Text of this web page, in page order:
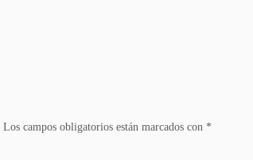
Los campos obligatorios están marcados con *